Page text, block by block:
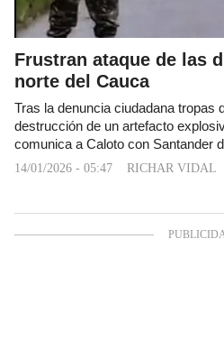
Frustran ataque de las
norte del Cauca
Tras la denuncia ciudadana tropas
destrucción de un artefacto
comunica a Caloto con Santander
14/01/2026 - 05:47 RICHAR VIDAL